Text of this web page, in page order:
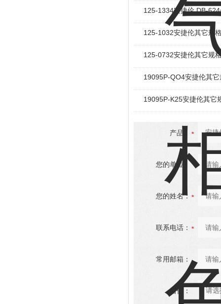
125-1334安捷伦 DB-
125-1032安捷伦其它规
125-0732安捷伦其它规
19095P-QO4安捷伦其
19095P-K25安捷伦其它
产品：
您的单位：
您的姓名：
联系电话：
常用邮箱：
省份：